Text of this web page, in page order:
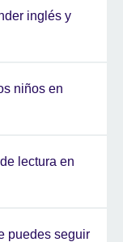
inglés y
niños en
lectura en
puedes seguir